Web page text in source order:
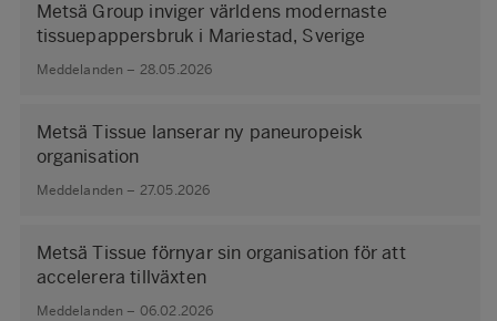
Metsä Group inviger världens modernaste
tissuepappersbruk i Mariestad, Sverige
Meddelanden – 28.05.2026
Metsä Tissue lanserar ny paneuropeisk
organisation
Meddelanden – 27.05.2026
Metsä Tissue förnyar sin organisation för att
accelerera tillväxten
Meddelanden – 06.02.2026